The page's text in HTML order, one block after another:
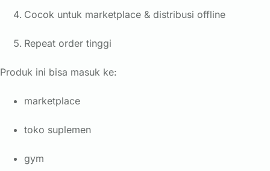
Cocok untuk marketplace & distribusi offline
Repeat order tinggi
Produk ini bisa masuk ke:
marketplace
toko suplemen
gym